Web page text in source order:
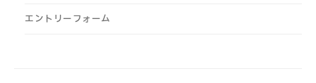
エントリーフォーム